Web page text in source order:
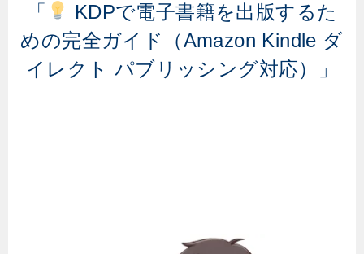
「
KDPで電子書籍を出版するた
めの完全ガイド（Amazon Kindle ダ
イレクト パブリッシング対応）」